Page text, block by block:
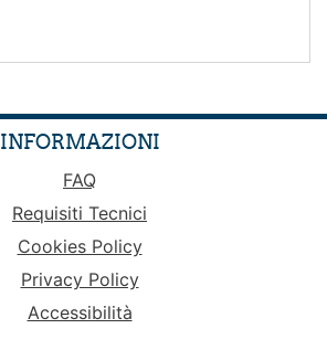
INFORMAZIONI
FAQ
Requisiti Tecnici
Cookies Policy
Privacy Policy
Accessibilità